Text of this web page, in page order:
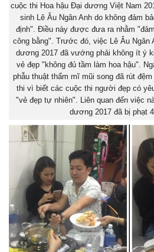
cuộc thi Hoa hậu Đại dương Việt Nam
sinh Lê Âu Ngân Anh do không đảm
định". Điều này được đưa ra nhằm
công bằng". Trước đó, việc Lê Âu Ngân
dương 2017 đã vướng phải không ít ý
vẻ đẹp "không đủ tầm làm hoa hậu".
phẫu thuật thẩm mĩ mũi song đã rút
thi vì biết các cuộc thi người đẹp có
"vẻ đẹp tự nhiên". Liên quan đến việc
dương 2017 đã bị phạt